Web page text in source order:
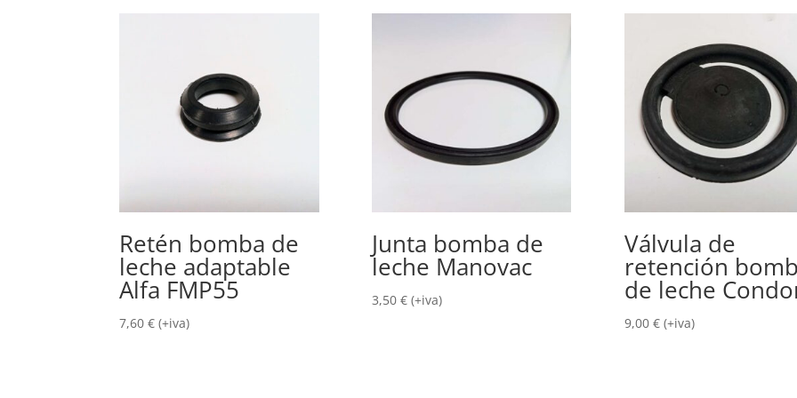
Retén bomba de
leche adaptable
Alfa FMP55
7,60€ (+iva)
Junta bomba de
leche Manovac
3,50 € (+iva)
Válvula de
retención
de leche
9,00 € (+iva)